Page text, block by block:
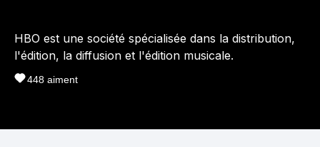
HBO est une société spécialisée dans la distribution,
l'édition, la diffusion et l'édition musicale.
448 aiment